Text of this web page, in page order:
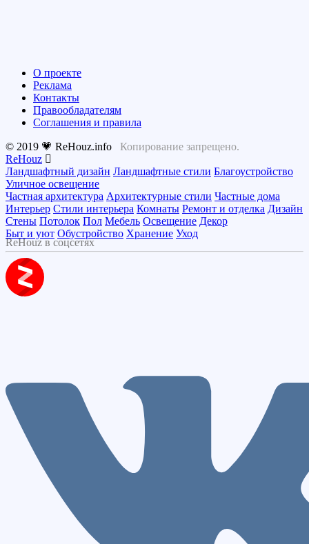
О проекте
Реклама
Контакты
Правообладателям
Соглашения и правила
© 2019 💗 ReHouz.info Копирование запрещено.
ReHouz
Ландшафтный дизайн Ландшафтные стили Благоустройство
Уличное освещение
Частная архитектура Архитектурные стили Частные дома
Интерьер Стили интерьера Комнаты Ремонт и отделка Дизайн
Стены Потолок Пол Мебель Освещение Декор
Быт и уют Обустройство Хранение Уход
ReHouz в соцсетях